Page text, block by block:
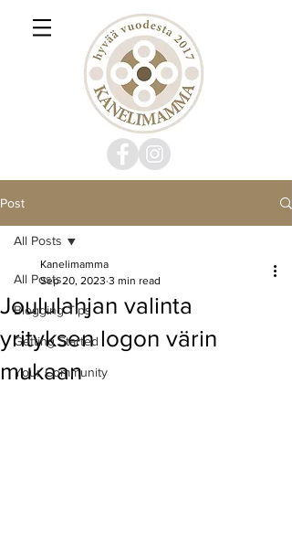
Post
All Posts
Blogging Tips
Getting Started
Your Community
All Posts
Joululahjan valinta
yrityksen logon värin
mukaan
Kanelimamma
Sep 20, 2023 3 min read